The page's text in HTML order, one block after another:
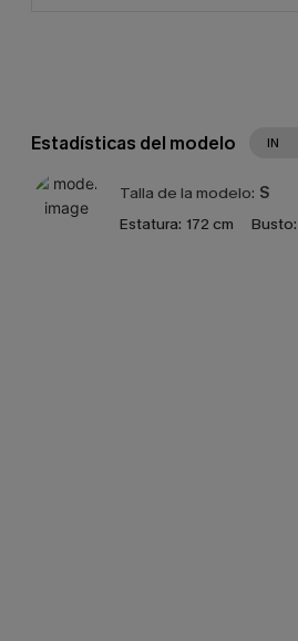
Estadísticas del modelo IN
Talla de la modelo: S
Estatura: 172 cm Busto: